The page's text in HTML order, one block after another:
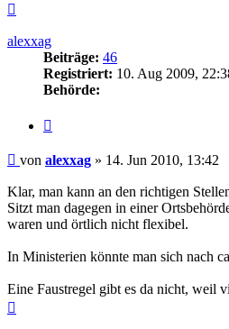
alexxag
Beiträge: 46
Registriert: 10. Aug 2009,
Behörde:
Beitrag
von alexxag » 14. Jun 2010, 13:42
Klar, man kann an den richtigen
Sitzt man dagegen in einer
waren und örtlich nicht flexibel.
In Ministerien könnte man sich nach
Eine Faustregel gibt es da nicht, weil